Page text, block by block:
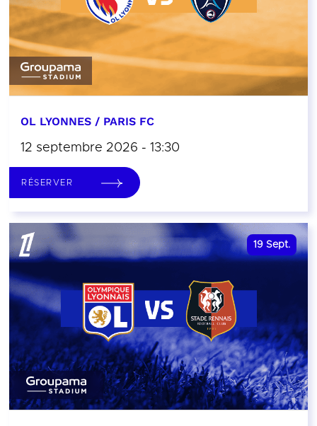
OL LYONNES / PARIS FC
12 septembre 2026 - 13:30
RÉSERVER
19 Sept.